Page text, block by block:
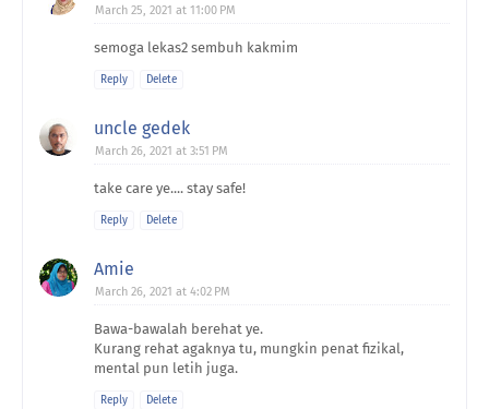
March 25, 2021 at 11:00 PM
semoga lekas2 sembuh kakmim
Reply Delete
uncle gedek
March 26, 2021 at 3:51 PM
take care ye.... stay safe!
Reply Delete
Amie
March 26, 2021 at 4:02 PM
Bawa-bawalah berehat ye.
Kurang rehat agaknya tu, mungkin penat fizikal,
mental pun letih juga.
Reply Delete